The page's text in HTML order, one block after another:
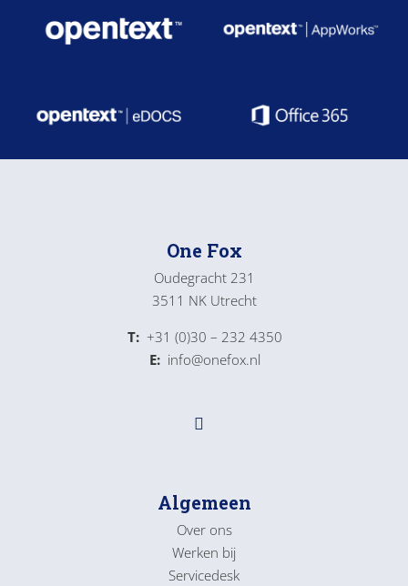
One Fox
Oudegracht 231
3511 NK Utrecht
T: +31 (0)30 – 232 4350
E: info@onefox.nl
Algemeen
Over ons
Werken bij
Servicedesk